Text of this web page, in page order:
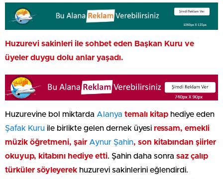
Huzurevi sakinleri ile sohbet eden Başkan Kuru ve
üyeler duygu dolu anlar yaşadı.
Huzurevine bol miktarda Alanya temalı kitap hediye eden
Şafak Kuru ile birlikte gelen dernek üyesi ressam, emekli
müzik öğretmeni, şair Aynur Şahin, son kitabından şiirler
okuyup, kitabını hediye etti. Şahin daha sonra saz çalıp
türküler söyleyerek huzurevi sakinlerini eğlendirdi.